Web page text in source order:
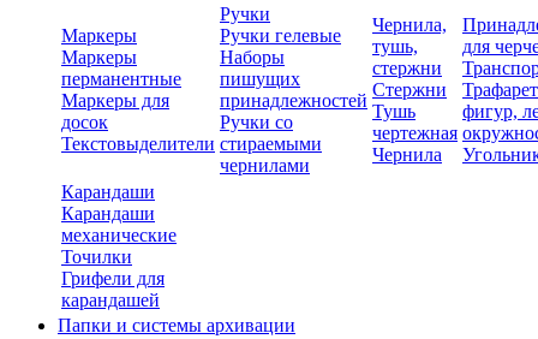
Маркеры
Маркеры
перманентные
Маркеры для
досок
Текстовыделители
Ручки
Ручки гелевые
Наборы
пишущих
принадлежностей
Ручки со
стираемыми
чернилами
Чернила,
тушь,
стержни
Стержни
Тушь
чертежная
Чернила
для
фигур,
Карандаши
Карандаши
механические
Точилки
Грифели для
карандашей
Папки и системы архивации